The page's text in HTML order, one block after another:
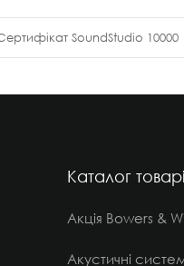
SoundStudio 10000
Каталог
Акція Bowers &
Акустичні